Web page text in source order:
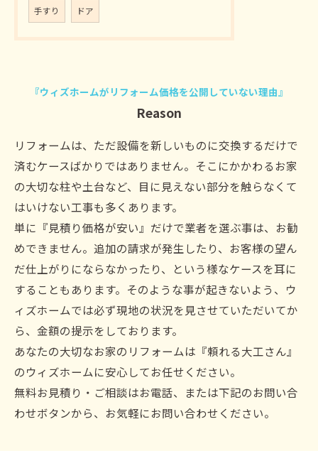
手すり ドア
『ウィズホームがリフォーム価格を公開していない理由』
Reason
リフォームは、ただ設備を新しいものに交換するだけで
済むケースばかりではありません。そこにかかわるお家
の大切な柱や土台など、目に見えない部分を触らなくて
はいけない工事も多くあります。
単に『見積り価格が安い』だけで業者を選ぶ事は、お勧
めできません。追加の請求が発生したり、お客様の望ん
だ仕上がりにならなかったり、という様なケースを耳に
することもあります。そのような事が起きないよう、ウ
ィズホームでは必ず現地の状況を見させていただいてか
ら、金額の提示をしております。
あなたの大切なお家のリフォームは『頼れる大工さん』
のウィズホームに安心してお任せください。
無料お見積り・ご相談はお電話、または下記のお問い合
わせボタンから、お気軽にお問い合わせください。